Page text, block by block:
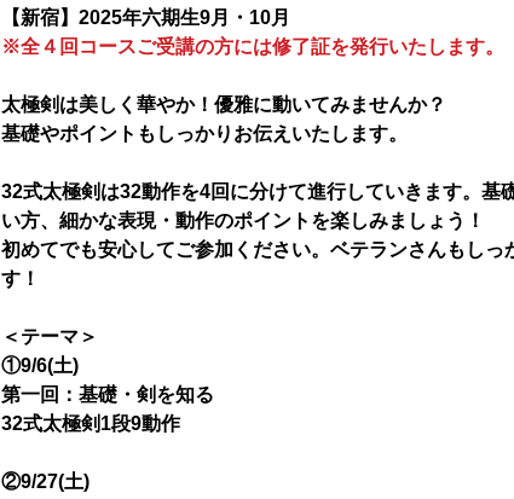
【新宿】2025年六期生9月・10月
※全４回コースご受講の方には修了証を発行いたします。
太極剣は美しく華やか！優雅に動いてみませんか？
基礎やポイントもしっかりお伝えいたします。
32式太極剣は32動作を4回に分けて進行していきます。基
い方、細かな表現・動作のポイントを楽しみましょう！
初めてでも安心してご参加ください。ベテランさんもしっ
す！
＜テーマ＞
①9/6(土)
第一回：基礎・剣を知る
32式太極剣1段9動作
②9/27(土)